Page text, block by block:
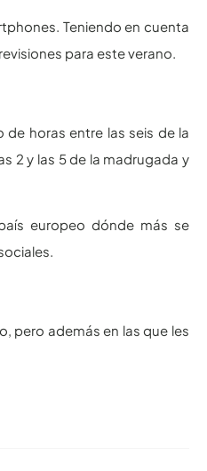
Teniendo en cuenta
para este verano.
de horas entre las seis de la
2 y las 5 de la madrugada y
europeo dónde más se
pero además en las que les